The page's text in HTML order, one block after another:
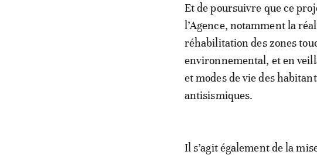
Et de poursuivre que ce
l’Agence, notamment la
réhabilitation des zones
environnemental, et en
et modes de vie des
antisismiques.
Il s’agit également de la